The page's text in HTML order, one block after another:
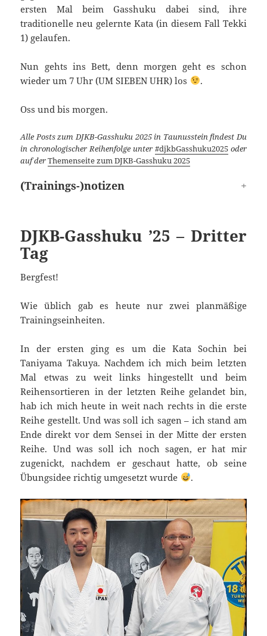
ersten Mal beim Gasshuku dabei sind, ihre
traditionelle neu gelernte Kata (in diesem Fall Tekki
1) gelaufen.
Nun gehts ins Bett, denn morgen geht es schon
wieder um 7 Uhr (UM SIEBEN UHR) los
.
Oss und bis morgen.
Alle Posts zum DJKB-Gasshuku 2025 in Taunusstein findest Du
in chronologischer Reihenfolge unter #djkbGasshuku2025oder
auf derThemenseite zum DJKB-Gasshuku 2025
(Trainings-)notizen
DJKB-Gasshuku ’25 – Dritter
Tag
Bergfest!
Wie üblich gab es heute nur zwei planmäßige
Trainingseinheiten.
In der ersten ging es um die Kata Sochin bei
Taniyama Takuya. Nachdem ich mich beim letzten
Mal etwas zu weit links hingestellt und beim
Reihensortieren in der letzten Reihe gelandet bin,
hab ich mich heute in weit nach rechts in die erste
Reihe gestellt. Und was soll ich sagen – ich stand am
Ende direkt vor dem Sensei in der Mitte der ersten
Reihe. Und was soll ich noch sagen, er hat mir
zugenickt, nachdem er geschaut hatte, ob seine
Übungsidee richtig umgesetzt wurde
.